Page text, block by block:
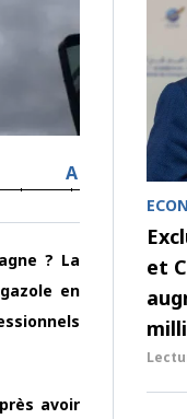
A
? La
en
avoir
et